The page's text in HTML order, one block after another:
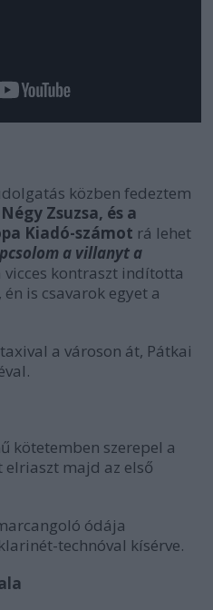
közben fedeztem
Zsuzsa, és a
Kiadó-számot rá lehet
a villanyt a
vicces kontraszt indította
is csavarok egyet a
a városon át, Pátkai
kötetemben szerepel a
elriaszt majd az első
ódája
technóval kísérve.